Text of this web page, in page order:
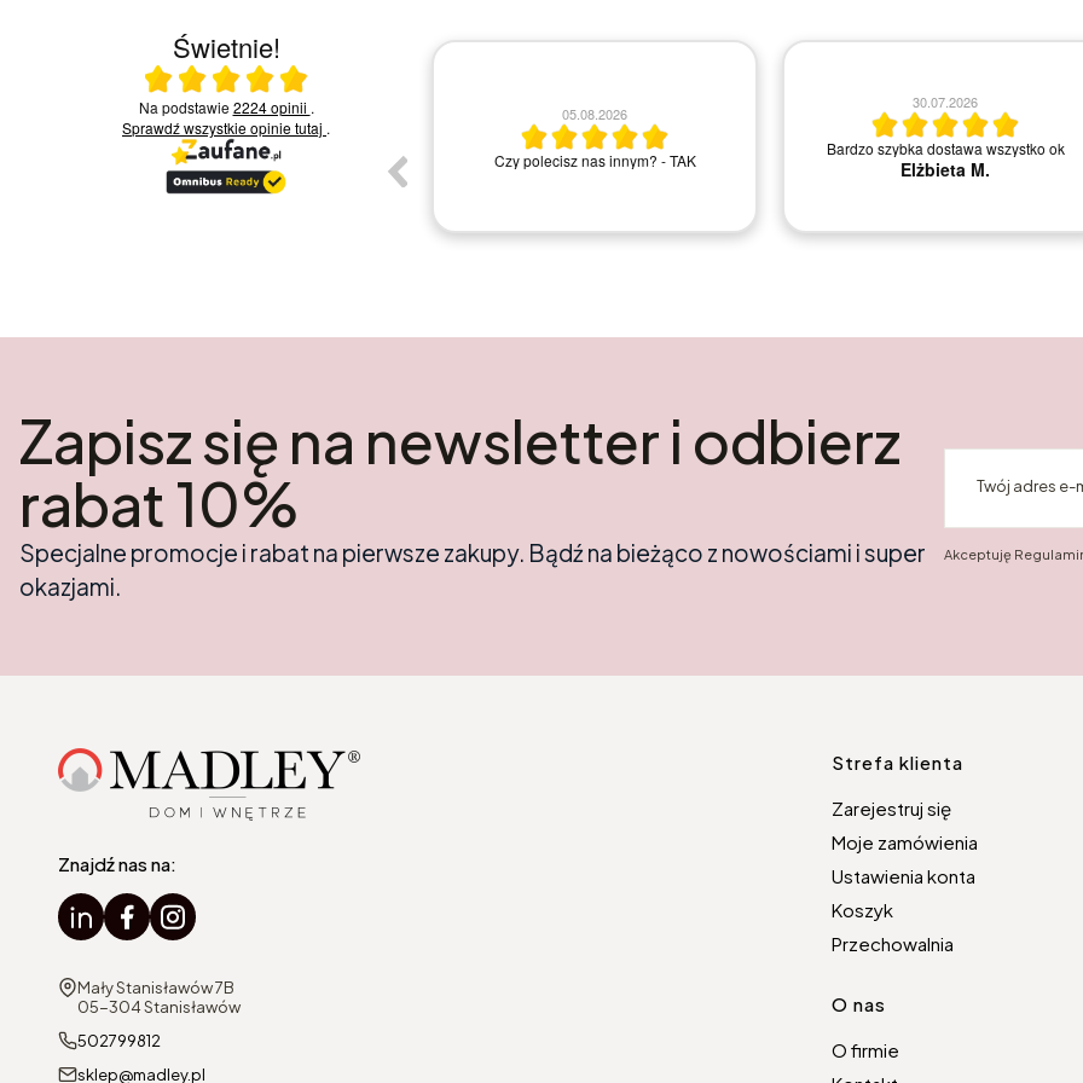
Świetnie!
Ocena średnia 5 na 5
Na podstawie2224 opinii .
Sprawdź wszystkie opinietutaj .
23.07.2026
JESTEM ZADOWOLONA Z PROCEDURY
ZAMÓWIENIA .
wioletta p.
Polecam madley.pl. juz nie pierwszy raz
kupuje i jestem zadowolona.
14.07.2026
Szybka dostawa, ładnie zapakowane.
Polecam sklep
Zapisz się na newsletter i odbierz
rabat 10%
Specjalne promocje i rabat na pierwsze zakupy. Bądź na bieżąco z nowościami i super
okazjami.
Twój adres e-
Akceptuję
Znajdź nas na:
Adres:
Mały Stanisławów 7B
05-304 Stanisławów
502799812
sklep@madley.pl
Linki w
Strefa klienta
Zarejestruj się
Moje zamówienia
Ustawienia konta
Koszyk
Przechowalnia
O nas
O firmie